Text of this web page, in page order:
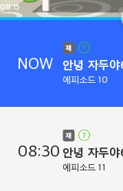
08:15
NOW 안녕 자두
에피소드 10
08:30 안녕 자두
에피소드 11